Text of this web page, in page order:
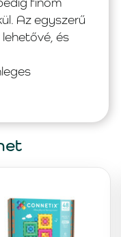
Az egyszerű
és